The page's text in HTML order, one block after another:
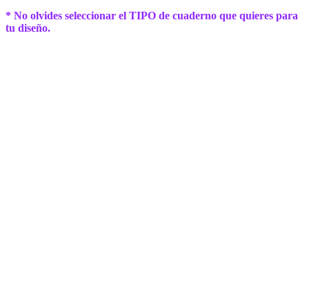
* No olvides seleccionar el TIPO de cuaderno que quieres para
tu diseño.